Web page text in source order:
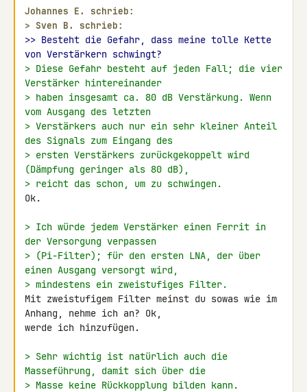
Johannes E. schrieb:
> Sven B. schrieb:
>> Besteht die Gefahr, dass meine tolle Kette
von Verstärkern schwingt?
> Diese Gefahr besteht auf jeden Fall; die vier
Verstärker hintereinander
> haben insgesamt ca. 80 dB Verstärkung. Wenn
vom Ausgang des letzten
> Verstärkers auch nur ein sehr kleiner Anteil
des Signals zum Eingang des
> ersten Verstärkers zurückgekoppelt wird
(Dämpfung geringer als 80 dB),
> reicht das schon, um zu schwingen.
Ok.
> Ich würde jedem Verstärker einen Ferrit in
der Versorgung verpassen
> (Pi-Filter); für den ersten LNA, der über
einen Ausgang versorgt wird,
> mindestens ein zweistufiges Filter.
Mit zweistufigem Filter meinst du sowas wie im
Anhang, nehme ich an? Ok,
werde ich hinzufügen.
> Sehr wichtig ist natürlich auch die
Masseführung, damit sich über die
> Masse keine Rückkopplung bilden kann.